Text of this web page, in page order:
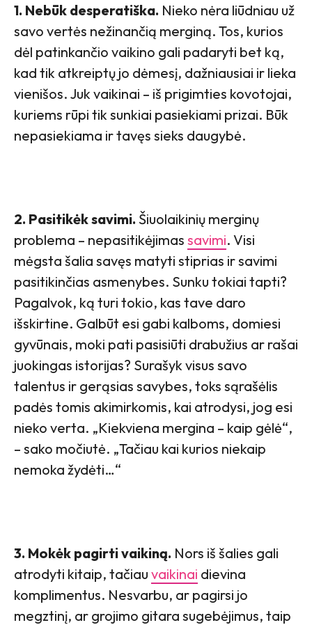
1. Nebūk desperatiška. Nieko nėra liūdniau už
savo vertės nežinančią merginą. Tos, kurios
dėl patinkančio vaikino gali padaryti bet ką,
kad tik atkreiptų jo dėmesį, dažniausiai ir lieka
vienišos. Juk vaikinai – iš prigimties kovotojai,
kuriems rūpi tik sunkiai pasiekiami prizai. Būk
nepasiekiama ir tavęs sieks daugybė.
2. Pasitikėk savimi. Šiuolaikinių merginų
problema – nepasitikėjimas savimi. Visi
mėgsta šalia savęs matyti stiprias ir savimi
pasitikinčias asmenybes. Sunku tokiai tapti?
Pagalvok, ką turi tokio, kas tave daro
išskirtine. Galbūt esi gabi kalboms, domiesi
gyvūnais, moki pati pasisiūti drabužius ar rašai
juokingas istorijas? Surašyk visus savo
talentus ir gerąsias savybes, toks sąrašėlis
padės tomis akimirkomis, kai atrodysi, jog esi
nieko verta. „Kiekviena mergina – kaip gėlė“,
– sako močiutė. „Tačiau kai kurios niekaip
nemoka žydėti…“
3. Mokėk pagirti vaikiną. Nors iš šalies gali
atrodyti kitaip, tačiau vaikinai dievina
komplimentus. Nesvarbu, ar pagirsi jo
megztinį, ar grojimo gitara sugebėjimus, taip